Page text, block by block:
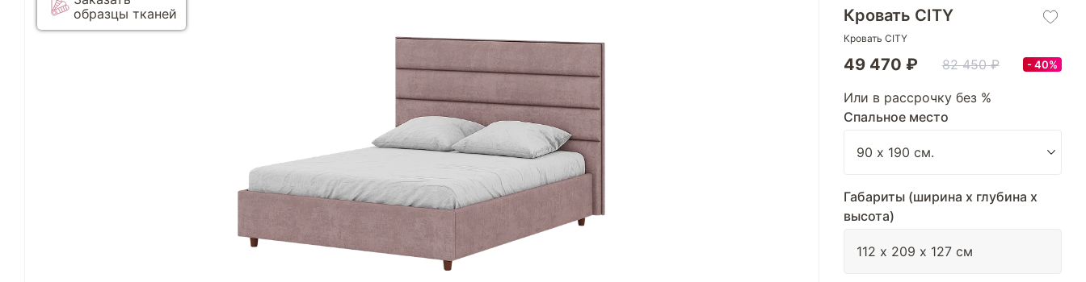
образцы тканей
Кровать CITY
Кровать CITY
49 470 ₽ 82 450 ₽ 40%
Или в рассрочку без %
Спальное место
Габариты (ширина х глубина х
высота)